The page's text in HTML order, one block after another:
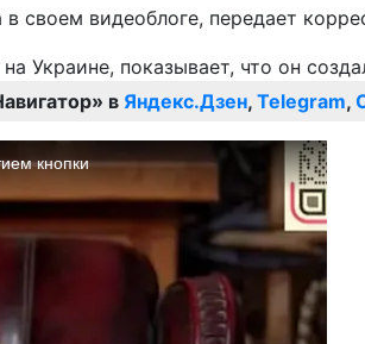
своем видеоблоге, передает
в Яндекс.Дзен, Telegram,